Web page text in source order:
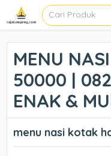
MENU
50000 |
ENAK &
menu nasi kotak